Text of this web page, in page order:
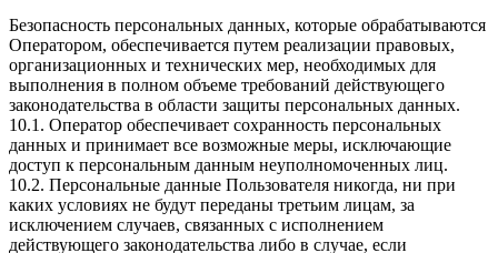
Безопасность персональных данных, которые обрабатываются
Оператором, обеспечивается путем реализации правовых,
организационных и технических мер, необходимых для
выполнения в полном объеме требований действующего
законодательства в области защиты персональных данных.
10.1. Оператор обеспечивает сохранность персональных
данных и принимает все возможные меры, исключающие
доступ к персональным данным неуполномоченных лиц.
10.2. Персональные данные Пользователя никогда, ни при
каких условиях не будут переданы третьим лицам, за
исключением случаев, связанных с исполнением
действующего законодательства либо в случае, если